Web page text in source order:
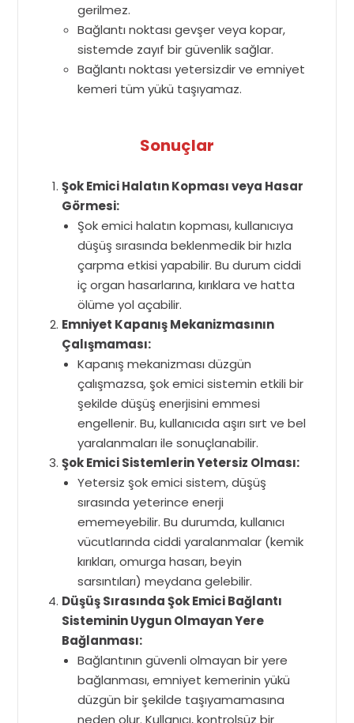
gerilmez.
Bağlantı noktası gevşer veya kopar,
sistemde zayıf bir güvenlik sağlar.
Bağlantı noktası yetersizdir ve emniyet
kemeri tüm yükü taşıyamaz.
Sonuçlar
Şok Emici Halatın Kopması veya Hasar
Görmesi:
Şok emici halatın kopması, kullanıcıya
düşüş sırasında beklenmedik bir hızla
çarpma etkisi yapabilir. Bu durum ciddi
iç organ hasarlarına, kırıklara ve hatta
ölüme yol açabilir.
Emniyet Kapanış Mekanizmasının
Çalışmaması:
Kapanış mekanizması düzgün
çalışmazsa, şok emici sistemin etkili bir
şekilde düşüş enerjisini emmesi
engellenir. Bu, kullanıcıda aşırı sırt ve bel
yaralanmaları ile sonuçlanabilir.
Şok Emici Sistemlerin Yetersiz Olması:
Yetersiz şok emici sistem, düşüş
sırasında yeterince enerji
ememeyebilir. Bu durumda, kullanıcı
vücutlarında ciddi yaralanmalar (kemik
kırıkları, omurga hasarı, beyin
sarsıntıları) meydana gelebilir.
Düşüş Sırasında Şok Emici Bağlantı
Sisteminin Uygun Olmayan Yere
Bağlanması:
Bağlantının güvenli olmayan bir yere
bağlanması, emniyet kemerinin yükü
düzgün bir şekilde taşıyamamasına
neden olur. Kullanıcı, kontrolsüz bir